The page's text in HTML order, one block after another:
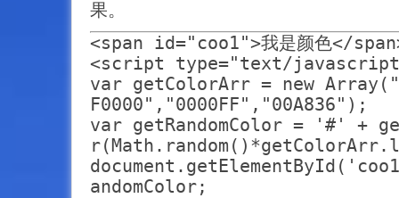
果。
<span id="coo1">我是颜色</
<script type="text/
var getColorArr = new
F0000","0000FF","00A836");
var getRandomColor = '#' +
andomColor;